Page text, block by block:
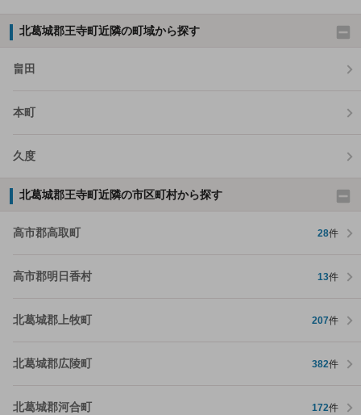
北葛城郡王寺町近隣の町域から探す
畠田
本町
久度
北葛城郡王寺町近隣の市区町村から探す
高市郡高取町 28件
高市郡明日香村 13件
北葛城郡上牧町 207件
北葛城郡広陵町 382件
北葛城郡河合町 172件